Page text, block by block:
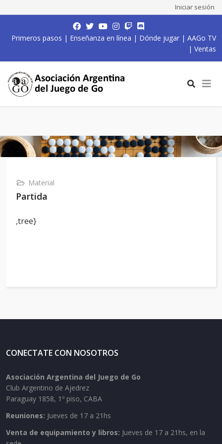
Iniciar sesión
Primeros pasos | Enseñanza en línea | Dónde jugar | AAGo TV
| Ventas
Material
Partida
,tree}
CONECTATE CON NOSOTROS
Asociación Argentina del Juego de Go
Club Argentino de Ajedrez
Paraguay 1858, 1º piso, CABA
Reuniones: Jueves de 17 a 21hs
Venta de equipamiento y libros: Jueves de 17 a 21hs, en la